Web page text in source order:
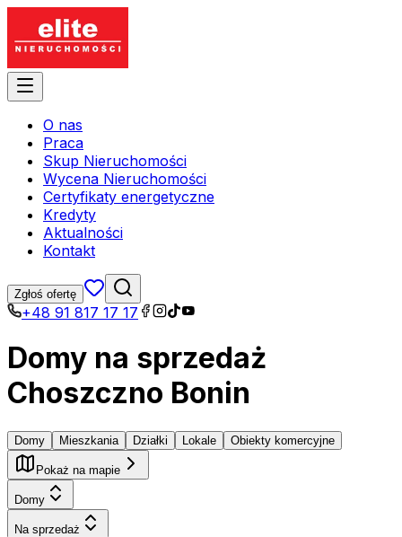
O nas
Praca
Skup Nieruchomości
Wycena Nieruchomości
Certyfikaty energetyczne
Kredyty
Aktualności
Kontakt
Zgłoś ofertę
+48 91 817 17 17
Domy na sprzedaż
Choszczno Bonin
Domy Mieszkania Działki Lokale Obiekty komercyjne
Pokaż na mapie
Domy
Na sprzedaż